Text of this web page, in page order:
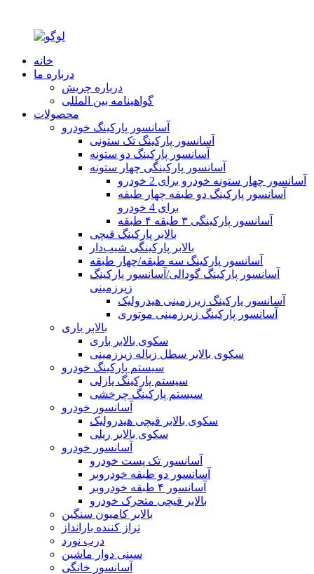
خانه
درباره ما
درباره چریش
گواهینامه بین المللی
محصولات
آسانسور پارکینگ خودرو
آسانسور پارکینگ تک ستونی
آسانسور پارکینگ دو ستونه
آسانسور پارکینگی چهار ستونه
آسانسور چهار ستونه خودرو برای 2 خودرو
آسانسور پارکینگ دو طبقه چهار طبقه
برای 4 خودرو
آسانسور پارکینگی ۳ طبقه ۴ طبقه
بالابر پارکینگ قیچی
بالابر پارکینگی شیب‌دار
آسانسور پارکینگ سه طبقه/چهار طبقه
آسانسور پارکینگ گودالی/آسانسور پارکینگ
زیرزمینی
آسانسور پارکینگ زیرزمینی هیدرولیک
آسانسور پارکینگ زیرزمینی موتوری
بالابر باری
سکوی بالابر باری
سکوی بالابر سطل زباله زیرزمینی
سیستم پارکینگ خودرو
سیستم پارکینگ پازلی
سیستم پارکینگ چرخشی
آسانسور خودرو
سکوی بالابر قیچی هیدرولیک
سکوی بالابر ریلی
آسانسور خودرو
آسانسور تک پست خودرو
آسانسور دو طبقه خودروبر
آسانسور ۴ طبقه خودروبر
بالابر قیچی متحرک خودرو
بالابر کامیون سنگین
تراز کننده بارانداز
درب نورد
سینی دوار ماشین
آسانسور خانگی